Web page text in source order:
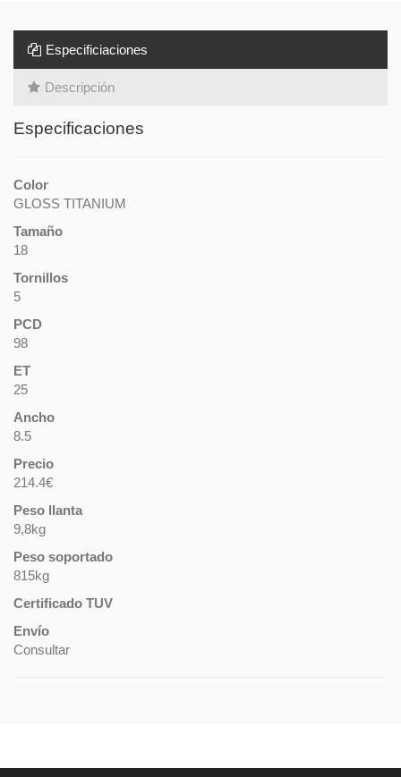
Especificiaciones
Descripción
Especificaciones
Color
GLOSS TITANIUM
Tamaño
18
Tornillos
5
PCD
98
ET
25
Ancho
8.5
Precio
214.4€
Peso llanta
9,8kg
Peso soportado
815kg
Certificado TUV
Envío
Consultar